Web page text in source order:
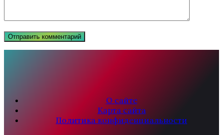
О сайте
Карта сайта
Политика конфиденциальности